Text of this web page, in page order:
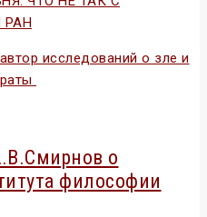
исследований о зле и
о
философии